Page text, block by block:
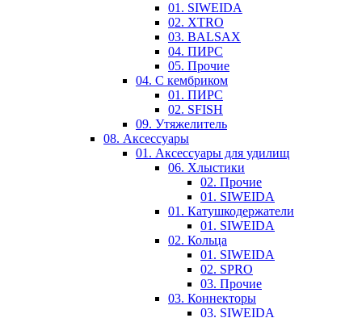
01. SIWEIDA
02. XTRO
03. BALSAX
04. ПИРС
05. Прочие
04. С кембриком
01. ПИРС
02. SFISH
09. Утяжелитель
08. Аксессуары
01. Аксессуары для удилищ
06. Хлыстики
02. Прочие
01. SIWEIDA
01. Катушкодержатели
01. SIWEIDA
02. Кольца
01. SIWEIDA
02. SPRO
03. Прочие
03. Коннекторы
03. SIWEIDA